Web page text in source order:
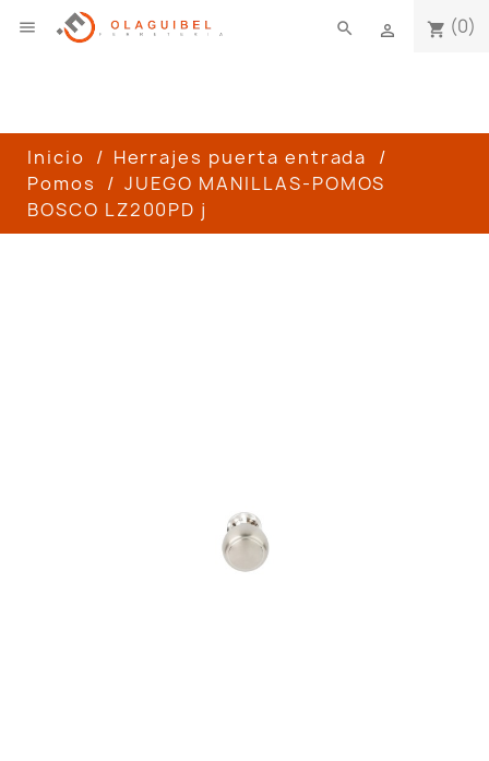
 shopping_cart (0)

search
Inicio
Herrajes puerta entrada
Pomos
JUEGO MANILLAS-POMOS
BOSCO LZ200PD j